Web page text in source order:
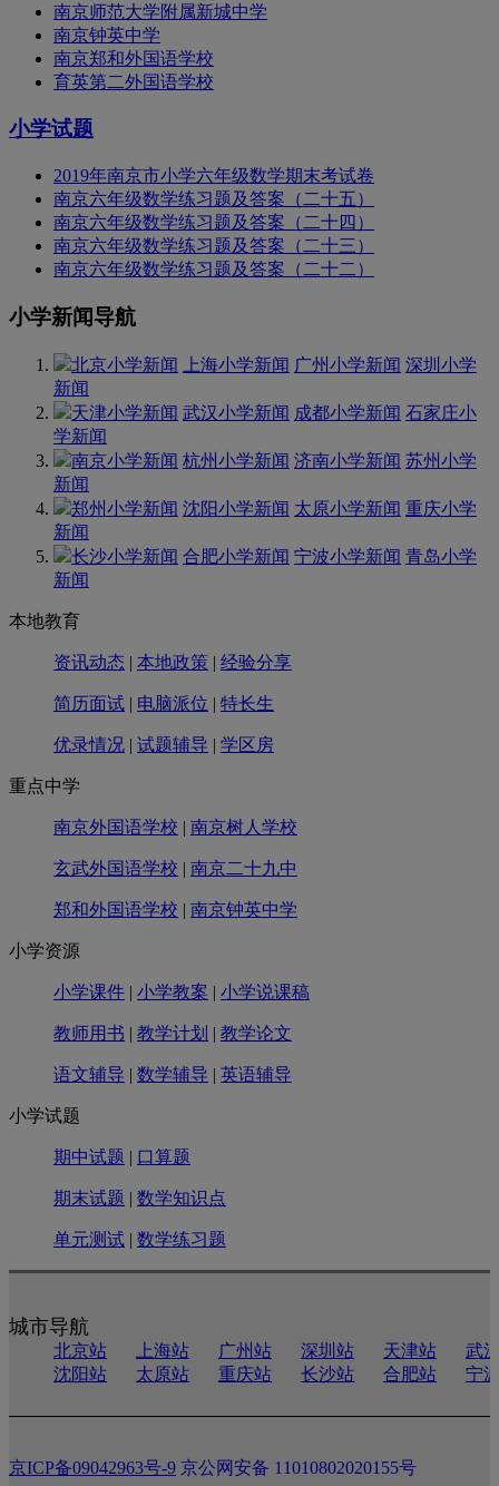
南京师范大学附属新城中学
南京钟英中学
南京郑和外国语学校
育英第二外国语学校
小学试题
2019年南京市小学六年级数学期末考试卷
南京六年级数学练习题及答案（二十五）
南京六年级数学练习题及答案（二十四）
南京六年级数学练习题及答案（二十三）
南京六年级数学练习题及答案（二十二）
小学新闻导航
北京小学新闻 上海小学新闻 广州小学新闻 深圳小学
新闻
天津小学新闻 武汉小学新闻 成都小学新闻 石家庄小
学新闻
南京小学新闻 杭州小学新闻 济南小学新闻 苏州小学
新闻
郑州小学新闻 沈阳小学新闻 太原小学新闻 重庆小学
新闻
长沙小学新闻 合肥小学新闻 宁波小学新闻 青岛小学
新闻
本地教育
资讯动态 | 本地政策 | 经验分享
简历面试 | 电脑派位 | 特长生
优录情况 | 试题辅导 | 学区房
重点中学
南京外国语学校 | 南京树人学校
玄武外国语学校 | 南京二十九中
郑和外国语学校 | 南京钟英中学
小学资源
小学课件 | 小学教案 | 小学说课稿
教师用书 | 教学计划 | 教学论文
语文辅导 | 数学辅导 | 英语辅导
小学试题
期中试题 | 口算题
期末试题 | 数学知识点
单元测试 | 数学练习题
城市导航
北京站 上海站 广州站 深圳站 天津站
武
沈阳站
太原站 重庆站 长沙站 合肥站 宁
京ICP备09042963号-9 京公网安备 11010802020155号